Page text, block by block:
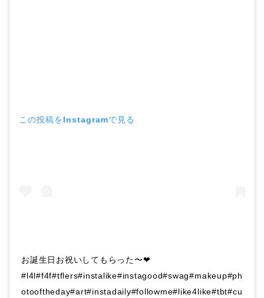
この投稿をInstagramで見る
お誕生日お祝いしてもらった〜❤︎
#l4l#f4f#tflers#instalike#instagood#swag#makeup#ph
otooftheday#art#instadaily#followme#like4like#tbt#cu